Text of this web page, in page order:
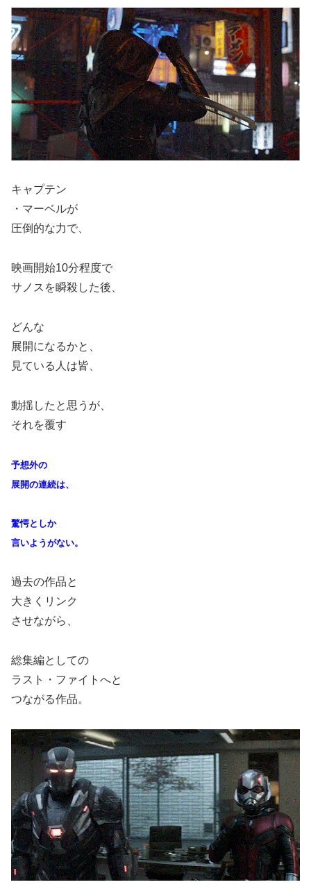
キャプテン
・マーベルが
圧倒的な力で、
映画開始10分程度で
サノスを瞬殺した後、
どんな
展開になるかと、
見ている人は皆、
動揺したと思うが、
それを覆す
予想外の
展開の連続は、
驚愕としか
言いようがない。
過去の作品と
大きくリンク
させながら、
総集編としての
ラスト・ファイトへと
つながる作品。